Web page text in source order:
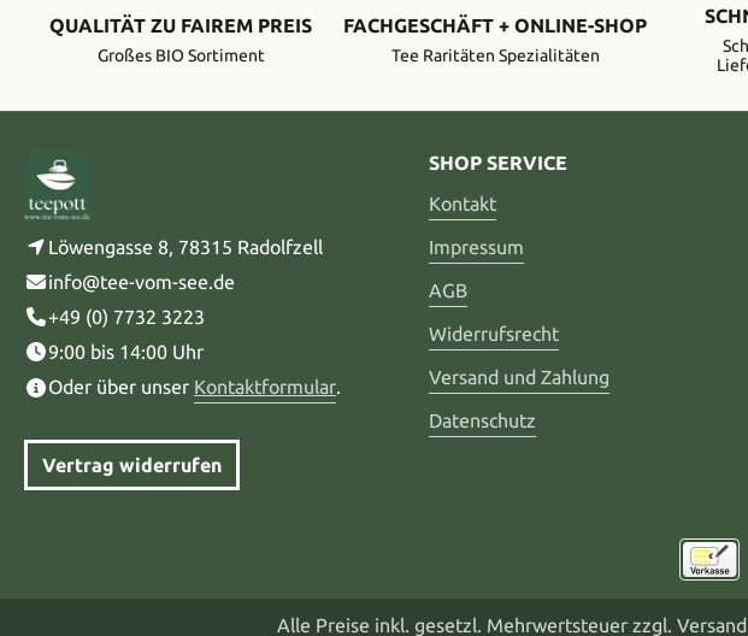
QUALITÄT ZU FAIREM PREIS
Großes BIO Sortiment
FACHGESCHÄFT + ONLINE-SHOP
Tee Raritäten Spezialitäten
Löwengasse 8, 78315 Radolfzell
info@tee-vom-see.de
+49 (0) 7732 3223
9:00 bis 14:00 Uhr
Oder über unser Kontaktformular.
Vertrag widerrufen
SHOP SERVICE
Kontakt
Impressum
AGB
Widerrufsrecht
Versand und Zahlung
Datenschutz
Alle Preise inkl. gesetzl. Mehrwertsteuer zzgl.